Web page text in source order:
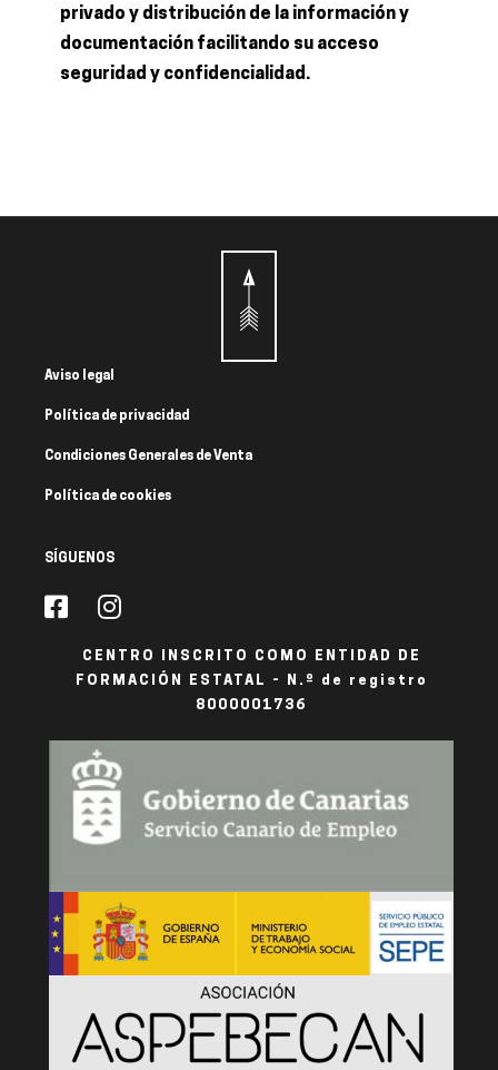
privado y distribución de la información y
documentación facilitando su acceso
seguridad y confidencialidad.
Aviso legal
Política de privacidad
Condiciones Generales de Venta
Política de cookies
SÍGUENOS
CENTRO INSCRITO COMO ENTIDAD DE
FORMACIÓN ESTATAL - N.º de registro
8000001736